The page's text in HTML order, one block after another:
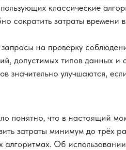
классические
сократить затраты времени
на проверку
допустимых типов данных и
значительно улучшаются,
понятно, что в настоящий
затраты минимум до трёх
алгоритмах. Об